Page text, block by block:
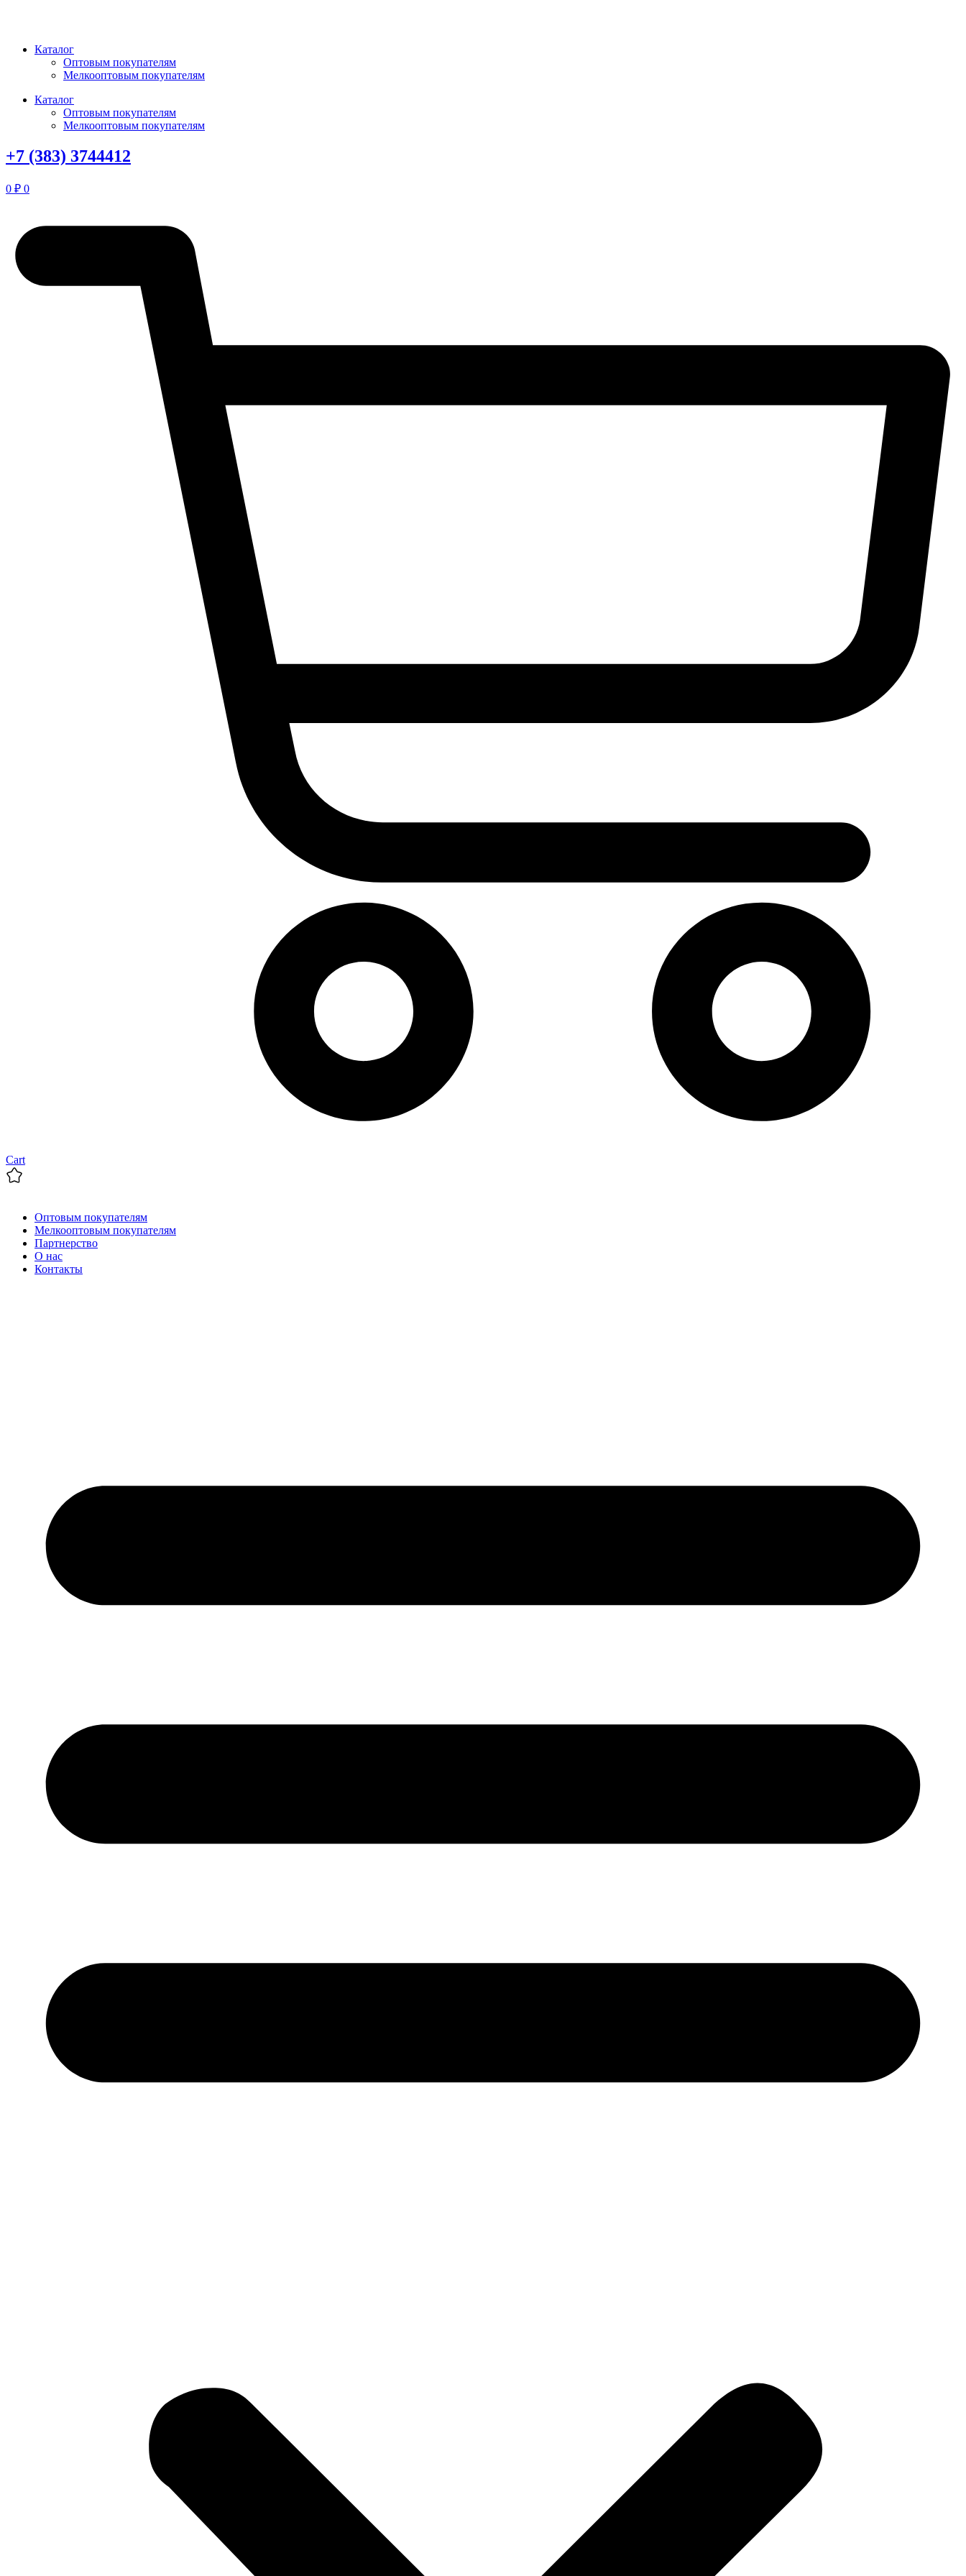
Каталог
Оптовым покупателям
Мелкооптовым покупателям
Каталог
Оптовым покупателям
Мелкооптовым покупателям
+7 (383) 3744412
0 ₽ 0
Cart
Оптовым покупателям
Мелкооптовым покупателям
Партнерство
О нас
Контакты